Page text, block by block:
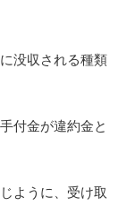
没収される種類
付金が違約金と
ように、受け取